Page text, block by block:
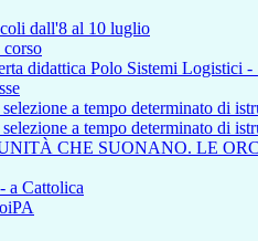
dall'8 al 10 luglio
didattica Polo Sistemi Logistici -
a tempo determinato di
a tempo determinato di
CHE SUONANO. LE
a Cattolica